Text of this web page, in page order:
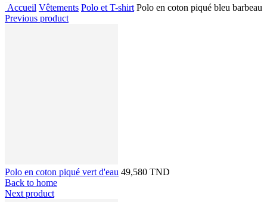
Accueil Vêtements Polo et T-shirt Polo en coton piqué bleu barbeau
Previous product
Polo en coton piqué vert d'eau 49,580 TND
Back to home
Next product